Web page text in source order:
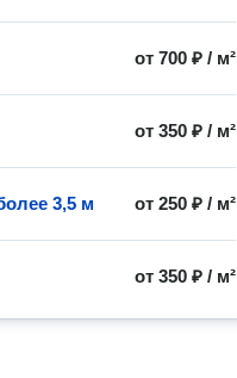
от700 ₽ / м²
от350 ₽ / м²
от250 ₽ / м²
3,5 м
от350 ₽ / м²